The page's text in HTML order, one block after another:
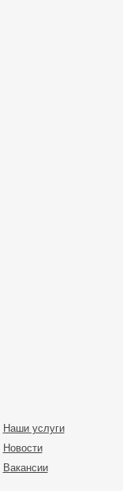
Наши услуги
Новости
Вакансии